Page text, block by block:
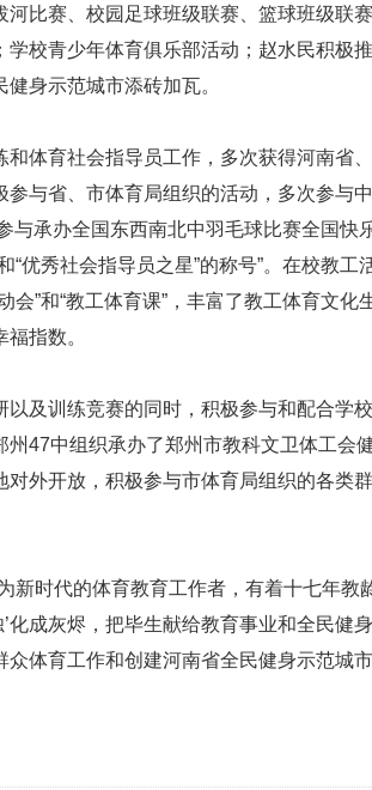
比赛、校园足球班级联赛、篮球班级联
校青少年体育俱乐部活动；赵水民积极
身示范城市添砖加瓦。
体育社会指导员工作，多次获得河南省
与省、市体育局组织的活动，多次参与
与承办全国东西南北中羽毛球比赛全国快
优秀社会指导员之星”的称号”。在校教工
”和“教工体育课”，丰富了教工体育文化
指数。
及训练竞赛的同时，积极参与和配合学
州47中组织承办了郑州市教科文卫体工会
外开放，积极参与市体育局组织的各类
新时代的体育教育工作者，有着十七年教
化成灰烬，把毕生献给教育事业和全民健身
体育工作和创建河南省全民健身示范城